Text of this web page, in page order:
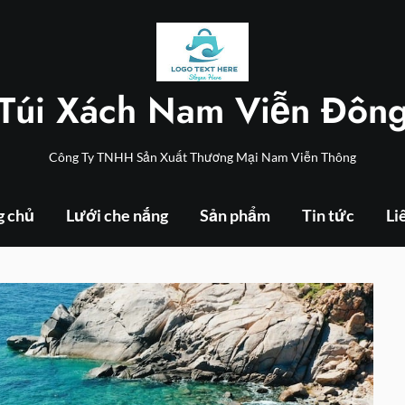
Xách Nam Viễn
Công Ty TNHH Sản Xuất Thương Mại Nam Viễn Thông
chủ Lưới che nắng Sản phẩm Tin tức